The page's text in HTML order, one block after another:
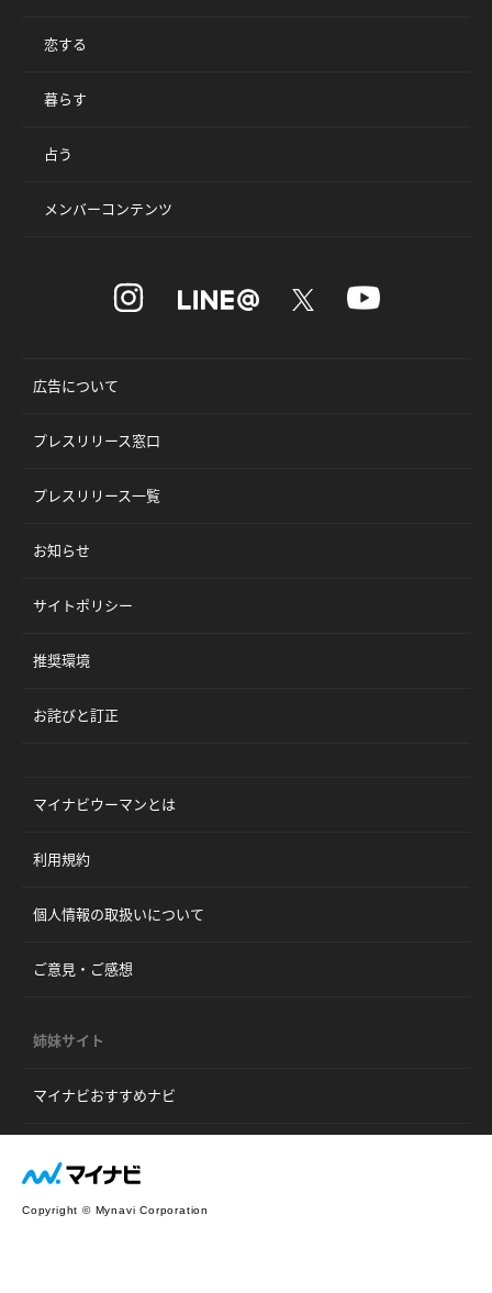
恋する
暮らす
占う
メンバーコンテンツ
広告について
プレスリリース窓口
プレスリリース一覧
お知らせ
サイトポリシー
推奨環境
お詫びと訂正
マイナビウーマンとは
利用規約
個人情報の取扱いについて
ご意見・ご感想
姉妹サイト
マイナビおすすめナビ
Copyright © Mynavi Corporation